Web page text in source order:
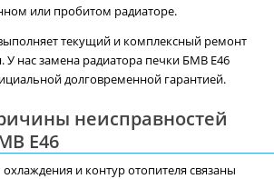
или пробитом радиаторе.
текущий и комплексный ремонт
У нас замена радиатора печки БМВ E46
долговременной гарантией.
неисправностей
E46
и контур отопителя связаны